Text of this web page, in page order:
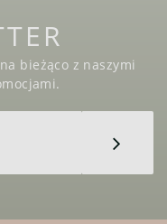
bieżąco z naszymi